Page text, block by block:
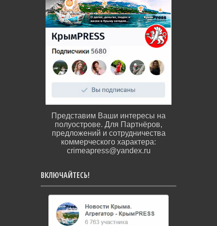
Представим Ваши интересы на
полуострове. Для Партнёров,
предложений и сотрудничества
коммерческого характера:
crimeapress@yandex.ru
ВКЛЮЧАЙТЕСЬ!